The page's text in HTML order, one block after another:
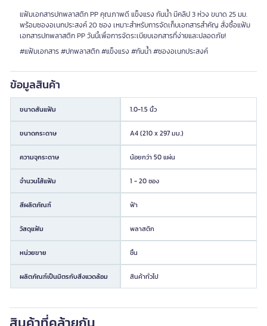
แฟ้มเอกสารปกพลาสติก PP คุณภาพดี แข็งแรง กันน้ำ มีคลิป 3 ห่วง ขนาด 25 มม.
พร้อมซองอเนกประสงค์ 20 ซอง เหมาะสำหรับการจัดเก็บเอกสารสำคัญ สั่งซื้อแฟ้ม
เอกสารปกพลาสติก PP วันนี้เพื่อการจัดระเบียบเอกสารที่ง่ายและปลอดภัย!
#แฟ้มเอกสาร #ปกพลาสติก #แข็งแรง #กันน้ำ #ซองอเนกประสงค์
ข้อมูลสินค้า
ขนาดสันแฟ้ม 1.0-1.5 นิ้ว
ขนาดกระดาษ A4 (210 x 297 มม.)
ความจุกระดาษ น้อยกว่า 50 แผ่น
จำนวนไส้แฟ้ม 1 - 20 ซอง
สีผลิตภัณฑ์ ฟ้า
วัสดุแฟ้ม พลาสติก
หน่วยขาย ชิ้น
ผลิตภัณฑ์เป็นมิตรกับสิ่งแวดล้อม สินค้าทั่วไป